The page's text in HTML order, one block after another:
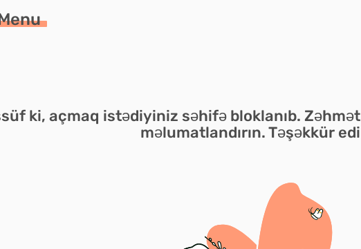
ki, açmaq istədiyiniz səhifə bloklanıb.
məlumatlandırın. Təşəkkür